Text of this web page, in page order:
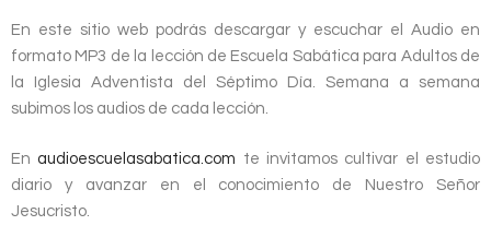
En este sitio web podrás descargar y escuchar el Audio en
formato MP3 de la lección de Escuela Sabática para Adultos de
la Iglesia Adventista del Séptimo Día. Semana a semana
subimos los audios de cada lección.
Enaudioescuelasabatica.com te invitamos cultivar el estudio
diario y avanzar en el conocimiento de Nuestro Señor
Jesucristo.